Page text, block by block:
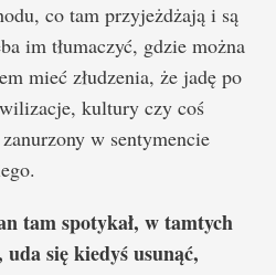
co tam przyjeżdżają i są
im tłumaczyć, gdzie można
mieć złudzenia, że jadę po
kultury czy coś
w sentymencie
tam spotykał, w tamtych
się kiedyś usunąć,